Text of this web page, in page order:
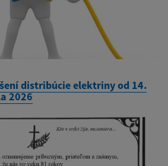
distribúcie elektriny od 14.
2026